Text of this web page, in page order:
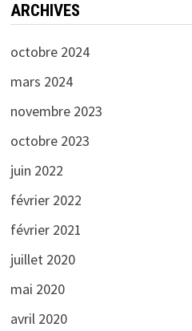
ARCHIVES
octobre 2024
mars 2024
novembre 2023
octobre 2023
juin 2022
février 2022
février 2021
juillet 2020
mai 2020
avril 2020